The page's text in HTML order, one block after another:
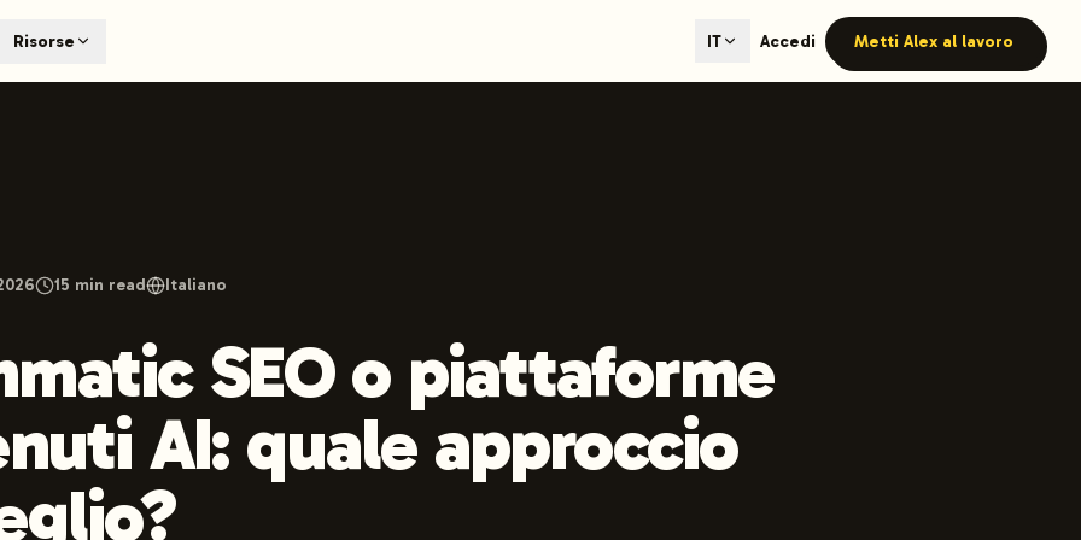
engines like ChatGPT, Claude, and Perplexity. Automated content generation with GEO optimization built-in.
hours.
Risorse IT Accedi Metti Alex al lavoro
15 min read Italiano
SEO o piattaforme
AI: quale approccio